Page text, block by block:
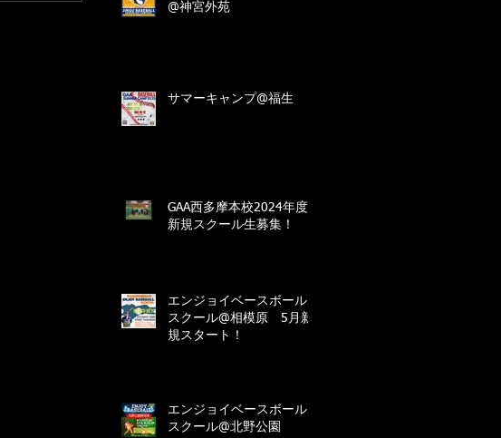
@神宮外苑
サマーキャンプ@福生
GAA西多摩本校2024年度
新規スクール生募集！
エンジョイベースボール
スクール@相模原 5月新
規スタート！
エンジョイベースボール
スクール@北野公園